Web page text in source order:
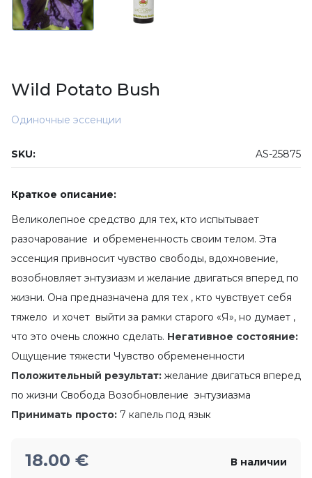
Wild Potato Bush
Одиночные эссенции
SKU: AS-25875
Краткое описание:
Великолепное средство для тех, кто испытывает
разочарование и обремененность своим телом. Эта
эссенция привносит чувство свободы, вдохновение,
возобновляет энтузиазм и желание двигаться вперед по
жизни. Она предназначена для тех , кто чувствует себя
тяжело и хочет выйти за рамки старого «Я», но думает ,
что это очень сложно сделать. Негативное состояние:
Ощущение тяжести Чувство обремененности
Положительный результат: желание двигаться вперед
по жизни Свобода Возобновление энтузиазма
Принимать просто: 7 капель под язык
18.00 € В наличии